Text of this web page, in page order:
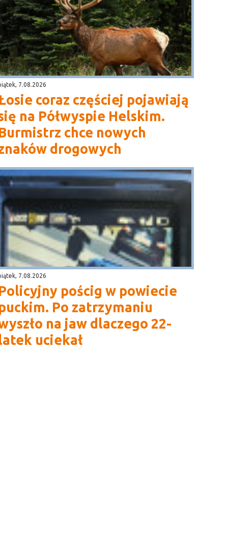
7.08.2026
coraz częściej pojawiają
na Półwyspie Helskim.
chce nowych
drogowych
7.08.2026
pościg w powiecie
Po zatrzymaniu
na jaw dlaczego 22-
uciekał